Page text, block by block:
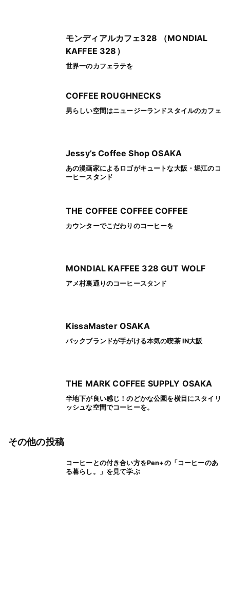
モンディアルカフェ328 （MONDIAL
KAFFEE 328）
世界一のカフェラテを
COFFEE ROUGHNECKS
男らしい空間はニュージーランドスタイルのカフェ
Jessy’s Coffee Shop OSAKA
あの漫画家によるロゴがキュートな大阪・堀江のコ
ーヒースタンド
THE COFFEE COFFEE COFFEE
カウンターでこだわりのコーヒーを
MONDIAL KAFFEE 328 GUT WOLF
アメ村裏通りのコーヒースタンド
KissaMaster OSAKA
バックブランドが手がける本気の喫茶 IN大阪
THE MARK COFFEE SUPPLY OSAKA
半地下が良い感じ！のどかな公園を横目にスタイリ
ッシュな空間でコーヒーを。
その他の投稿
コーヒーとの付き合い方をPen+の「コーヒーのあ
る暮らし。」を見て学ぶ